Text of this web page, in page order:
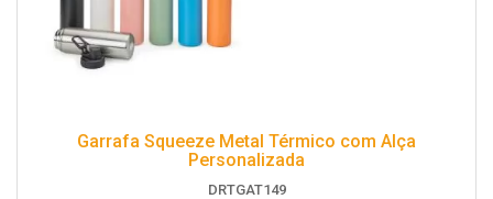
Garrafa Squeeze Metal Térmico com Alça
Personalizada
DRTGAT149